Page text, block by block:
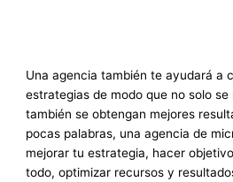
Una agencia también te ayudará a
estrategias de modo que no solo
también se obtengan mejores
pocas palabras, una agencia de
mejorar tu estrategia, hacer
todo, optimizar recursos y